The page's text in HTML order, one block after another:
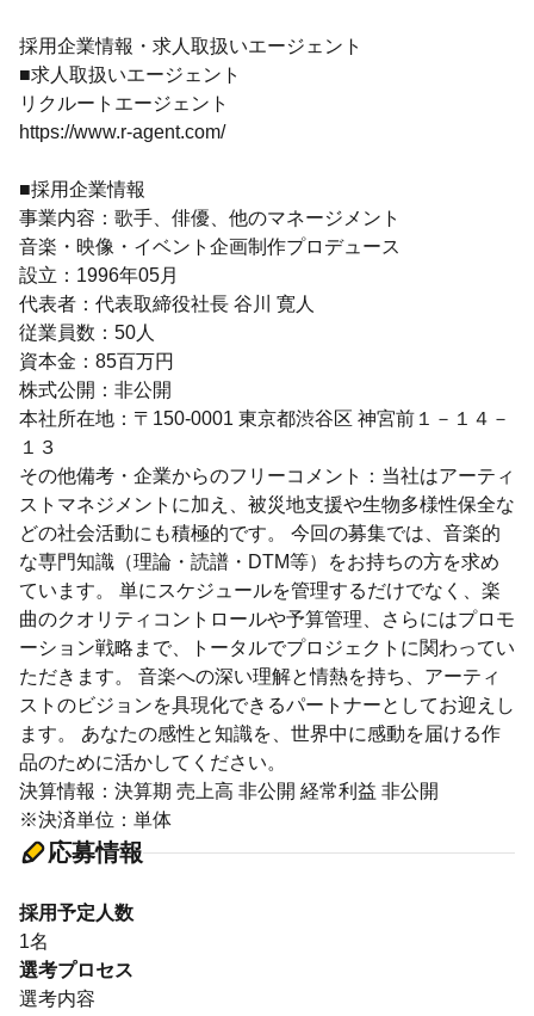
採用企業情報・求人取扱いエージェント
■求人取扱いエージェント
リクルートエージェント
https://www.r-agent.com/
■採用企業情報
事業内容：歌手、俳優、他のマネージメント
音楽・映像・イベント企画制作プロデュース
設立：1996年05月
代表者：代表取締役社長 谷川 寛人
従業員数：50人
資本金：85百万円
株式公開：非公開
本社所在地：〒150-0001 東京都渋谷区 神宮前１－１４－
１３
その他備考・企業からのフリーコメント：当社はアーティ
ストマネジメントに加え、被災地支援や生物多様性保全な
どの社会活動にも積極的です。 今回の募集では、音楽的
な専門知識（理論・読譜・DTM等）をお持ちの方を求め
ています。 単にスケジュールを管理するだけでなく、楽
曲のクオリティコントロールや予算管理、さらにはプロモ
ーション戦略まで、トータルでプロジェクトに関わってい
ただきます。 音楽への深い理解と情熱を持ち、アーティ
ストのビジョンを具現化できるパートナーとしてお迎えし
ます。 あなたの感性と知識を、世界中に感動を届ける作
品のために活かしてください。
決算情報：決算期 売上高 非公開 経常利益 非公開
※決済単位：単体
応募情報
採用予定人数
1名
選考プロセス
選考内容